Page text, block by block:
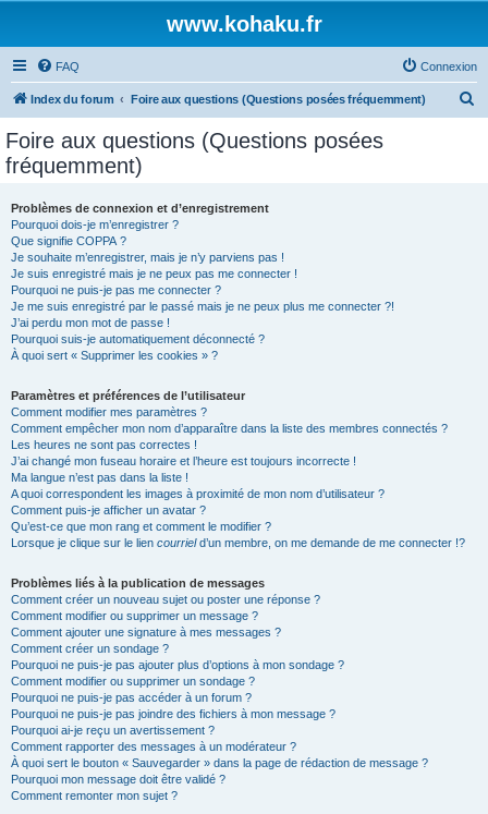
www.kohaku.fr
FAQ Connexion
Index du forum Foire aux questions (Questions posées fréquemment)
Foire aux questions (Questions posées
fréquemment)
Problèmes de connexion et d’enregistrement
Pourquoi dois-je m’enregistrer ?
Que signifie COPPA ?
Je souhaite m’enregistrer, mais je n’y parviens pas !
Je suis enregistré mais je ne peux pas me connecter !
Pourquoi ne puis-je pas me connecter ?
Je me suis enregistré par le passé mais je ne peux plus me connecter ?!
J’ai perdu mon mot de passe !
Pourquoi suis-je automatiquement déconnecté ?
À quoi sert « Supprimer les cookies » ?
Paramètres et préférences de l’utilisateur
Comment modifier mes paramètres ?
Comment empêcher mon nom d’apparaître dans la liste des membres connectés ?
Les heures ne sont pas correctes !
J’ai changé mon fuseau horaire et l’heure est toujours incorrecte !
Ma langue n’est pas dans la liste !
A quoi correspondent les images à proximité de mon nom d’utilisateur ?
Comment puis-je afficher un avatar ?
Qu’est-ce que mon rang et comment le modifier ?
Lorsque je clique sur le lien courrield’un membre, on me demande de me connecter !?
Problèmes liés à la publication de messages
Comment créer un nouveau sujet ou poster une réponse ?
Comment modifier ou supprimer un message ?
Comment ajouter une signature à mes messages ?
Comment créer un sondage ?
Pourquoi ne puis-je pas ajouter plus d’options à mon sondage ?
Comment modifier ou supprimer un sondage ?
Pourquoi ne puis-je pas accéder à un forum ?
Pourquoi ne puis-je pas joindre des fichiers à mon message ?
Pourquoi ai-je reçu un avertissement ?
Comment rapporter des messages à un modérateur ?
À quoi sert le bouton « Sauvegarder » dans la page de rédaction de message ?
Pourquoi mon message doit être validé ?
Comment remonter mon sujet ?